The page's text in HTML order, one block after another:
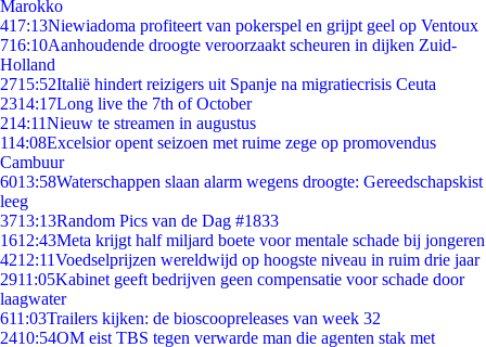
Marokko
417:13Niewiadoma profiteert van pokerspel en grijpt geel op Ventoux
716:10Aanhoudende droogte veroorzaakt scheuren in dijken Zuid-
Holland
2715:52Italië hindert reizigers uit Spanje na migratiecrisis Ceuta
2314:17Long live the 7th of October
214:11Nieuw te streamen in augustus
114:08Excelsior opent seizoen met ruime zege op promovendus
Cambuur
6013:58Waterschappen slaan alarm wegens droogte: Gereedschapskist
leeg
3713:13Random Pics van de Dag #1833
1612:43Meta krijgt half miljard boete voor mentale schade bij jongeren
4212:11Voedselprijzen wereldwijd op hoogste niveau in ruim drie jaar
2911:05Kabinet geeft bedrijven geen compensatie voor schade door
laagwater
611:03Trailers kijken: de bioscoopreleases van week 32
2410:54OM eist TBS tegen verwarde man die agenten stak met